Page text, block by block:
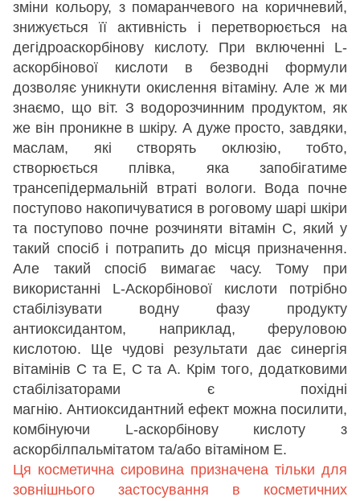
зміни кольору, з помаранчевого на коричневий,
знижується її активність і перетворюється на
дегідроаскорбінову кислоту. При включенні L-
аскорбінової кислоти в безводні формули
дозволяє уникнути окислення вітаміну. Але ж ми
знаємо, що віт. З водорозчинним продуктом, як
же він проникне в шкіру. А дуже просто, завдяки,
маслам, які створять оклюзію, тобто,
створюється плівка, яка запобігатиме
трансепідермальній втраті вологи. Вода почне
поступово накопичуватися в роговому шарі шкіри
та поступово почне розчиняти вітамін С, який у
такий спосіб і потрапить до місця призначення.
Але такий спосіб вимагає часу. Тому при
використанні L-Аскорбінової кислоти потрібно
стабілізувати водну фазу продукту
антиоксидантом, наприклад, феруловою
кислотою. Ще чудові результати дає синергія
вітамінів С та Е, С та А. Крім того, додатковими
стабілізаторами є похідні
магнію. Антиоксидантний ефект можна посилити,
комбінуючи L-аскорбінову кислоту з
аскорбілпальмітатом та/або вітаміном Е.
Ця косметична сировина призначена тільки для
зовнішнього застосування в косметичних